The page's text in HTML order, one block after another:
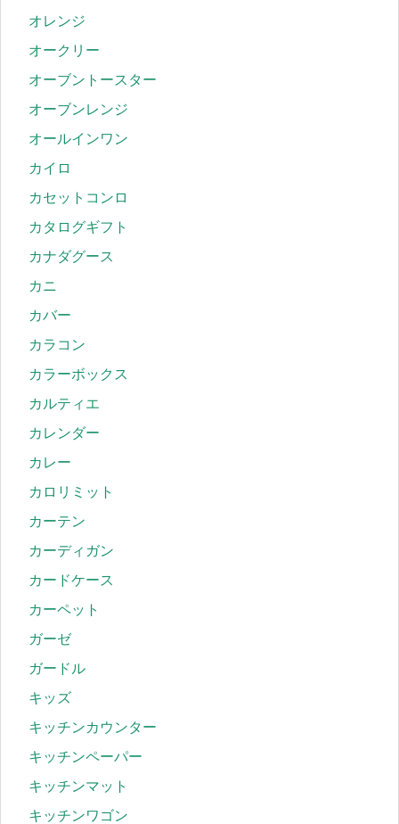
オレンジ
オークリー
オーブントースター
オーブンレンジ
オールインワン
カイロ
カセットコンロ
カタログギフト
カナダグース
カニ
カバー
カラコン
カラーボックス
カルティエ
カレンダー
カレー
カロリミット
カーテン
カーディガン
カードケース
カーペット
ガーゼ
ガードル
キッズ
キッチンカウンター
キッチンペーパー
キッチンマット
キッチンワゴン